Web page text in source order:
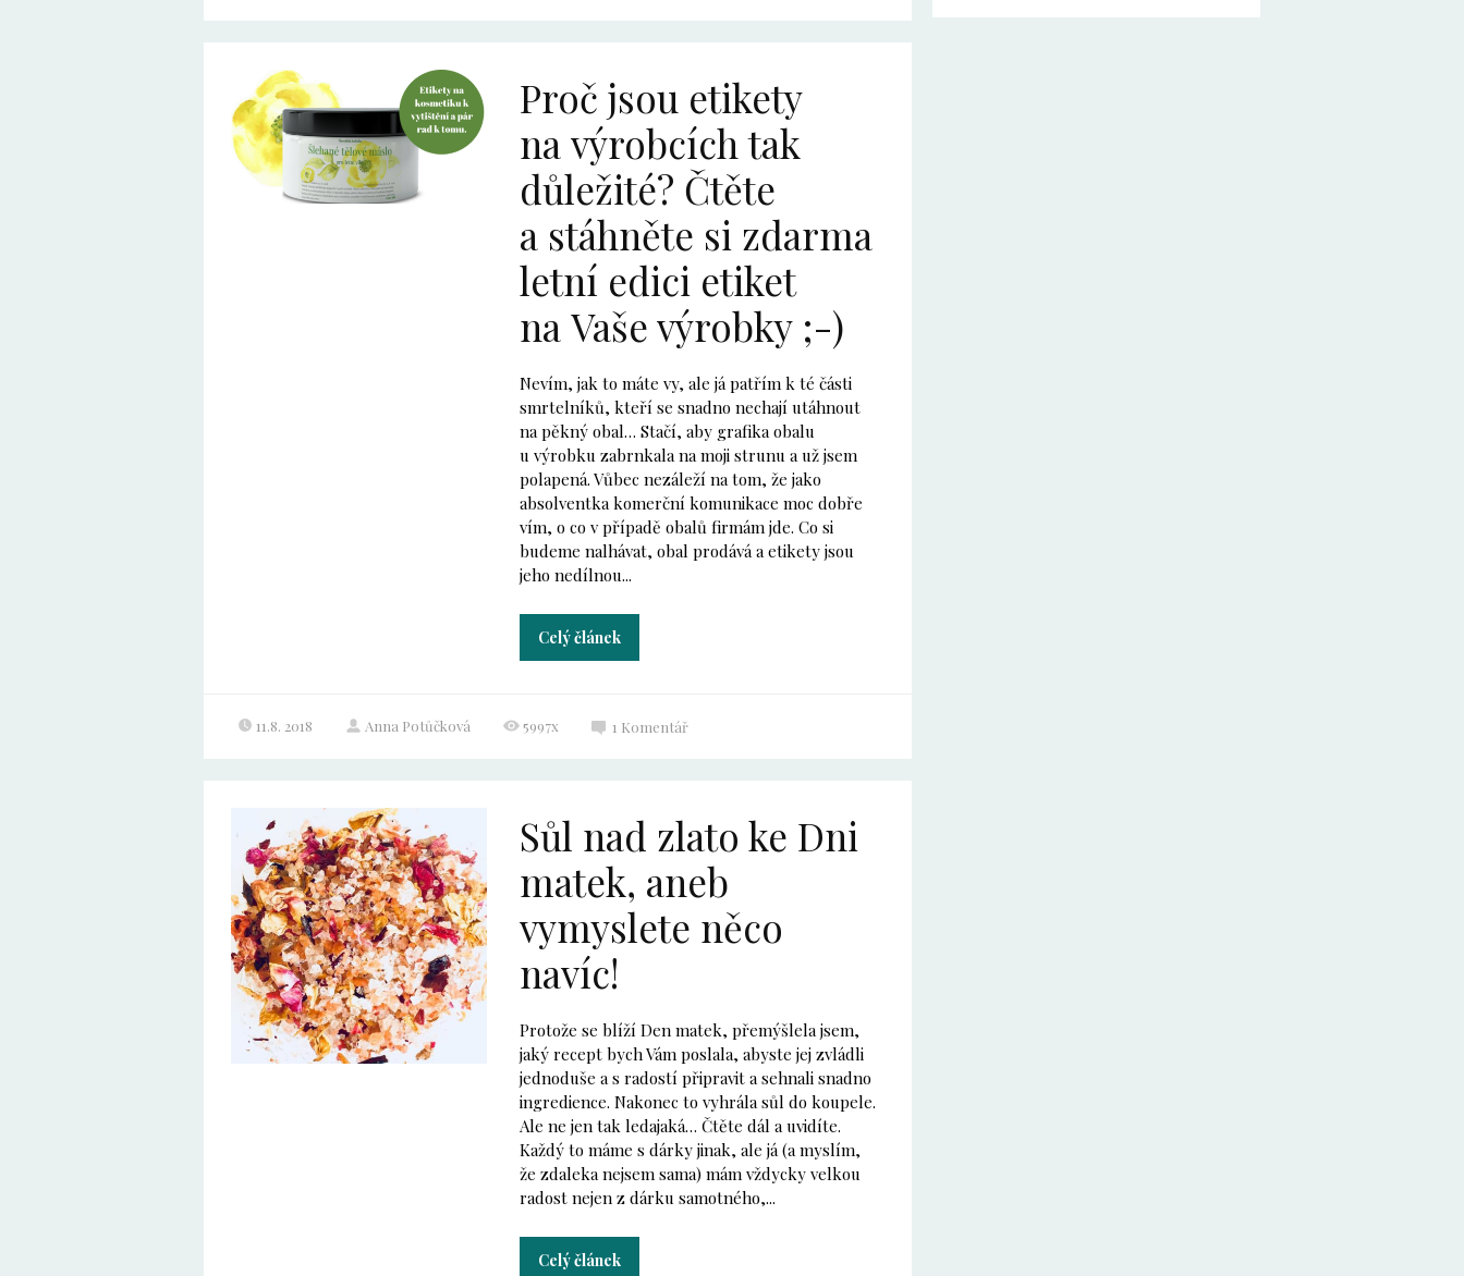
Proč jsou etikety
na výrobcích tak
důležité? Čtěte
a stáhněte si zdarma
letní edici etiket
na Vaše výrobky ;-)
Nevím, jak to máte vy, ale já patřím k té části
smrtelníků, kteří se snadno nechají utáhnout
na pěkný obal… Stačí, aby grafika obalu
u výrobku zabrnkala na moji strunu a už jsem
polapená. Vůbec nezáleží na tom, že jako
absolventka komerční komunikace moc dobře
vím, o co v případě obalů firmám jde. Co si
budeme nalhávat, obal prodává a etikety jsou
jeho nedílnou...
Celý článek
11.8. 2018 Anna Potůčková 5997x 1 Komentář
Sůl nad zlato ke Dni
matek, aneb
vymyslete něco
navíc!
Protože se blíží Den matek, přemýšlela jsem,
jaký recept bych Vám poslala, abyste jej zvládli
jednoduše a s radostí připravit a sehnali snadno
ingredience. Nakonec to vyhrála sůl do koupele.
Ale ne jen tak ledajaká… Čtěte dál a uvidíte.
Každý to máme s dárky jinak, ale já (a myslím,
že zdaleka nejsem sama) mám vždycky velkou
radost nejen z dárku samotného,...
Celý článek